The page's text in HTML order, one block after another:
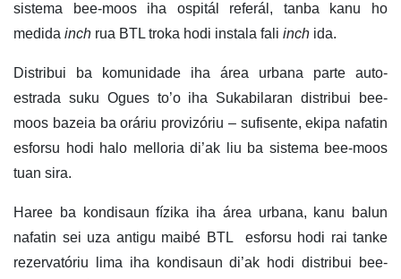
sistema bee-moos iha ospitál referál, tanba kanu ho
medida inch rua BTL troka hodi instala fali inch ida.
Distribui ba komunidade iha área urbana parte auto-
estrada suku Ogues to’o iha Sukabilaran distribui bee-
moos bazeia ba oráriu provizóriu – sufisente, ekipa nafatin
esforsu hodi halo melloria di’ak liu ba sistema bee-moos
tuan sira.
Haree ba kondisaun fízika iha área urbana, kanu balun
nafatin sei uza antigu maibé BTL esforsu hodi rai tanke
rezervatóriu lima iha kondisaun di’ak hodi distribui bee-